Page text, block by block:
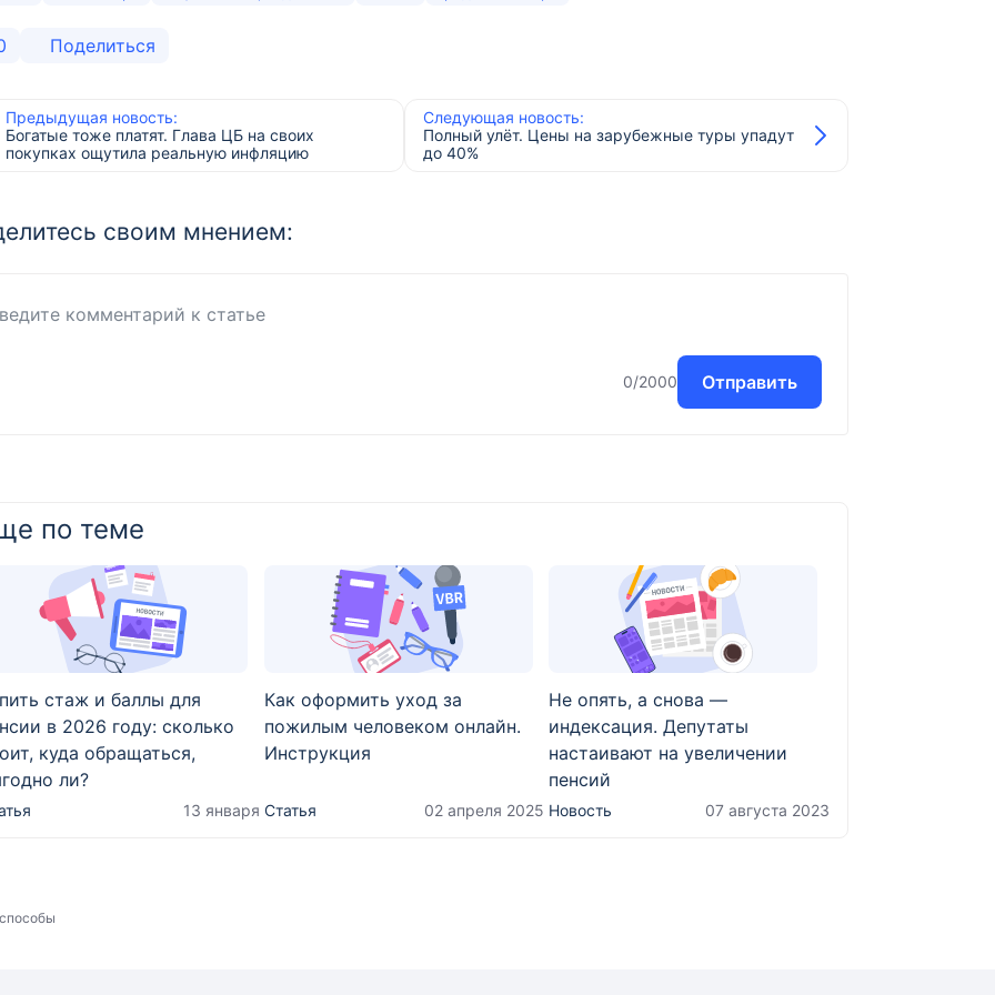
Поделиться
Предыдущая новость:
Богатые тоже платят. Глава ЦБ на своих
покупках ощутила реальную инфляцию
Следующая новость:
Полный улёт. Цены на зарубежные туры упадут
до 40%
своим мнением:
0/2000 Отправить
по теме
стаж и баллы для
в 2026 году: сколько
куда обращаться,
ли?
13 января
Как оформить уход за
пожилым человеком онлайн.
Инструкция
Статья 02 апреля 2025
Не опять, а снова —
индексация. Депутаты
настаивают на увеличении
пенсий
Новость 07 августа 2023